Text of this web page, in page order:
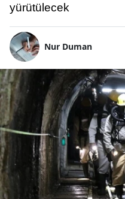
yürütülecek
Nur Duman